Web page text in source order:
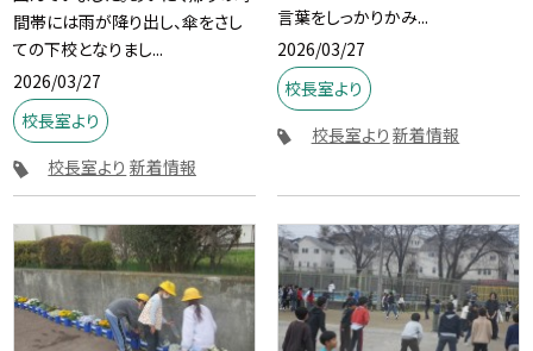
間帯には雨が降り出し、傘をさし
ての下校となりまし...
2026/03/27
校長室より
校長室より 新着情報
言葉をしっかりかみ...
2026/03/27
校長室より
校長室より 新着情報